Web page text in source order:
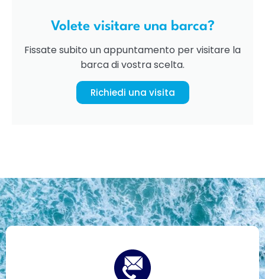
Volete visitare una barca?
Fissate subito un appuntamento per visitare la
barca di vostra scelta.
Richiedi una visita